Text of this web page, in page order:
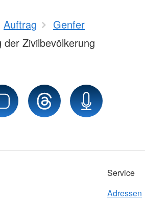
Auftrag
Genfer
der Zivilbevölkerung
Service
Adressen